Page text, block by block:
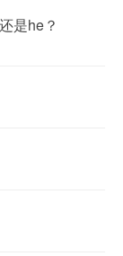
是he？